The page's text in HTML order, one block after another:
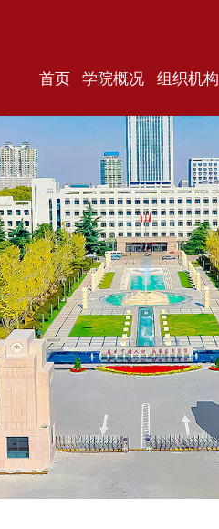
首页 学院概况 组织机构